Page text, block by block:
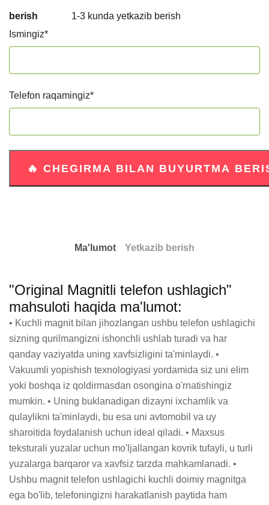
berish
1-3 kunda yetkazib berish
Ismingiz*
Telefon raqamingiz*
Ma'lumot Yetkazib berish
"Original Magnitli telefon ushlagich"
mahsuloti haqida ma'lumot:
• Kuchli magnit bilan jihozlangan ushbu telefon ushlagichi
sizning qurilmangizni ishonchli ushlab turadi va har
qanday vaziyatda uning xavfsizligini ta'minlaydi. •
Vakuumli yopishish texnologiyasi yordamida siz uni elim
yoki boshqa iz qoldirmasdan osongina o'rnatishingiz
mumkin. • Uning buklanadigan dizayni ixchamlik va
qulaylikni ta'minlaydi, bu esa uni avtomobil va uy
sharoitida foydalanish uchun ideal qiladi. • Maxsus
teksturali yuzalar uchun mo'ljallangan kovrik tufayli, u turli
yuzalarga barqaror va xavfsiz tarzda mahkamlanadi. •
Ushbu magnit telefon ushlagichi kuchli doimiy magnitga
ega bo'lib, telefoningizni harakatlanish paytida ham